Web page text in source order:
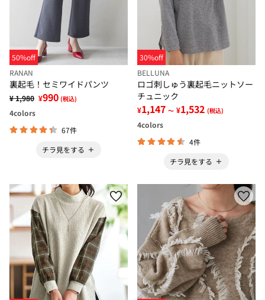
50%off
RANAN
裏起毛！セミワイドパンツ
¥ 1,980 ¥990 (税込)
4colors
67件
チラ見をする
30%off
BELLUNA
ロゴ刺しゅう裏起毛ニットソー
チュニック
¥1,147 ～ ¥1,532 (税込)
4colors
4件
チラ見をする